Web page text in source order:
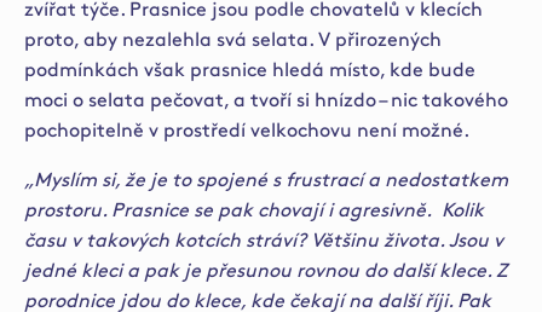
zvířat týče. Prasnice jsou podle chovatelů v klecích
proto, aby nezalehla svá selata. V přirozených
podmínkách však prasnice hledá místo, kde bude
moci o selata pečovat, a tvoří si hnízdo – nic takového
pochopitelně v prostředí velkochovu není možné.
„Myslím si, že je to spojené s frustrací a nedostatkem
prostoru. Prasnice se pak chovají i agresivně. Kolik
času v takových kotcích stráví? Většinu života. Jsou v
jedné kleci a pak je přesunou rovnou do další klece. Z
porodnice jdou do klece, kde čekají na další říji. Pak